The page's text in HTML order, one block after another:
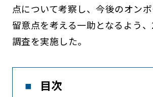
点について考察し、今後のオン
留意点を考える一助となるよう
調査を実施した。
目次